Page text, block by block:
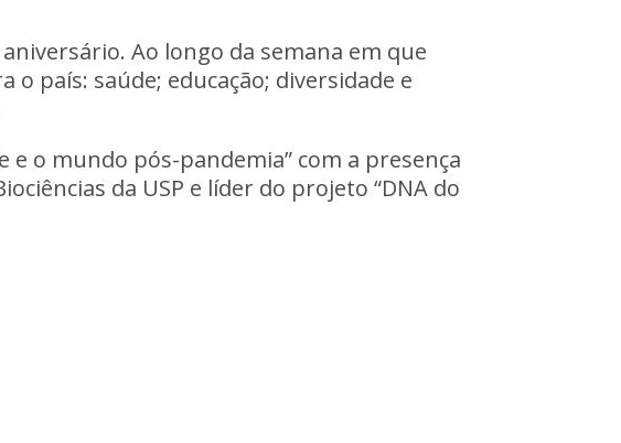
Ao longo da semana em que
país: saúde; educação; diversidade e
e o mundo pós-pandemia” com a presença
da USP e líder do projeto “DNA do